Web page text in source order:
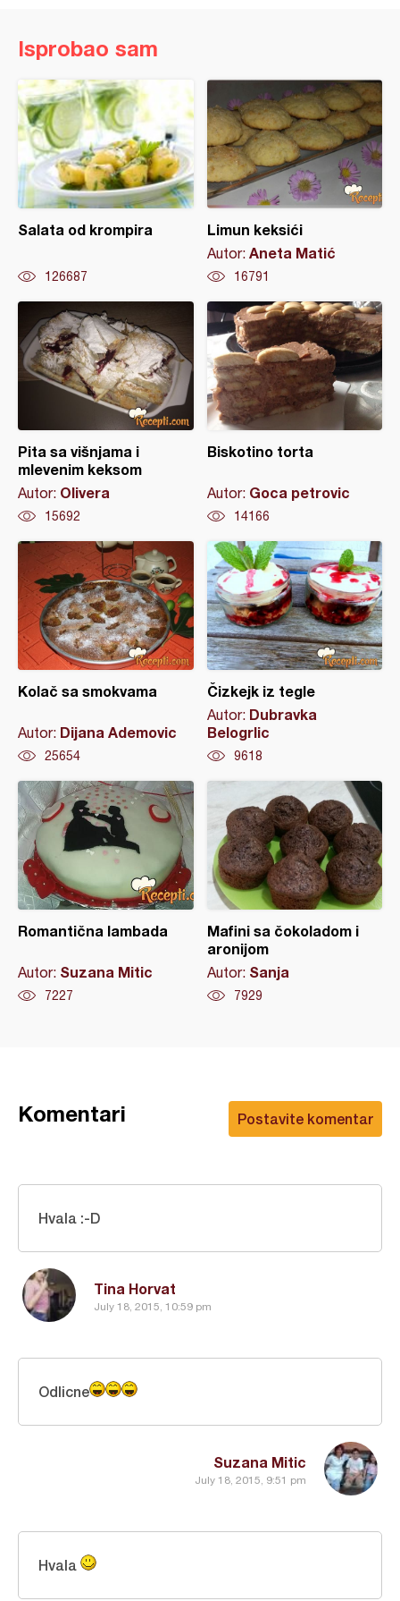
Isprobao sam
Salata od krompira
126687
Limun keksići
Autor: Aneta Matić
16791
Pita sa višnjama i
mlevenim keksom
Autor: Olivera
15692
Biskotino torta
Autor: Goca petrovic
14166
Kolač sa smokvama
Autor: Dijana Ademovic
25654
Čizkejk iz tegle
Autor: Dubravka
Belogrlic
9618
Romantična lambada
Autor: Suzana Mitic
7227
Mafini sa čokoladom i
aronijom
Autor: Sanja
7929
Postavite komentar
Komentari
Tina Horvat
July 18, 2015, 10:59 pm
Hvala :-D
Suzana Mitic
July 18, 2015, 9:51 pm
Odlicne
Hvala